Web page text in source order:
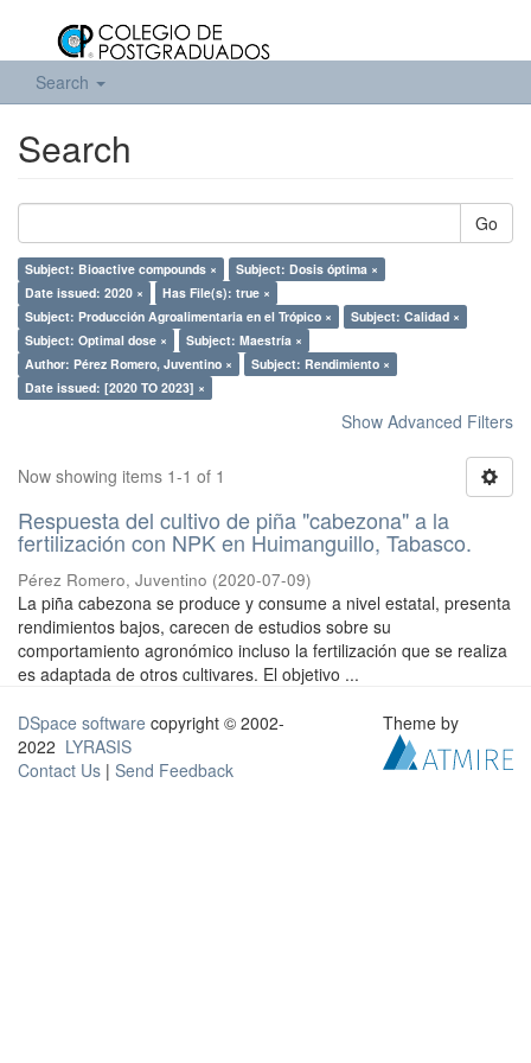
Search
Search
Go
Subject: Bioactive compounds ×
Subject: Dosis óptima ×
Date issued: 2020 ×
Has File(s): true ×
Subject: Producción Agroalimentaria en el Trópico ×
Subject: Calidad ×
Subject: Optimal dose ×
Subject: Maestría ×
Author: Pérez Romero, Juventino ×
Subject: Rendimiento ×
Date issued: [2020 TO 2023] ×
Show Advanced Filters
Now showing items 1-1 of 1
Respuesta del cultivo de piña "cabezona" a la
fertilización con NPK en Huimanguillo, Tabasco.
Pérez Romero, Juventino (2020-07-09)
La piña cabezona se produce y consume a nivel estatal, presenta
rendimientos bajos, carecen de estudios sobre su
comportamiento agronómico incluso la fertilización que se realiza
es adaptada de otros cultivares. El objetivo ...
DSpace software copyright © 2002-
2022 LYRASIS
Contact Us | Send Feedback
Theme by